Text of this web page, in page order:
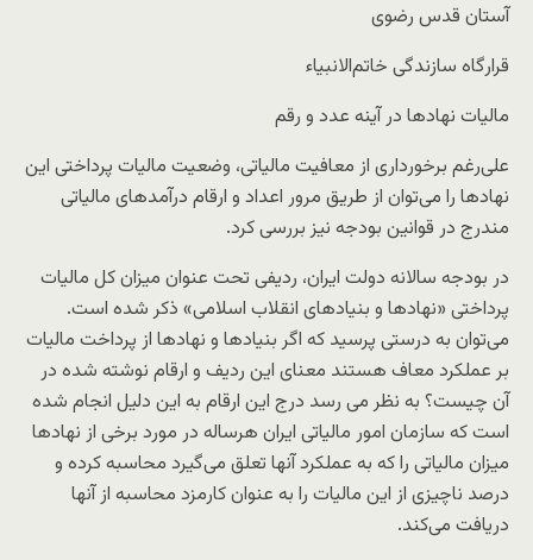
آستان قدس رضوی
قرارگاه سازندگی خاتم‌الانبیاء
مالیات نهادها در آینه عدد و رقم
علی‌رغم برخورداری از معافیت مالیاتی، وضعیت مالیات پرداختی این‌
نهادها را می‌توان از طریق مرور اعداد و ارقام درآمدهای مالیاتی
مندرج در قوانین بودجه نیز بررسی کرد.
در بودجه سالانه دولت ایران، ردیفی تحت عنوان میزان کل مالیات
پرداختی «نهادها و بنیادهای انقلاب اسلامی» ذکر شده است.
می‌توان به درستی پرسید که اگر بنیادها و نهادها از پرداخت مالیات
بر عملکرد معاف هستند معنای این ردیف و ارقام نوشته شده در
آن چیست؟ به نظر می رسد درج این ارقام به این دلیل انجام شده
است که سازمان امور مالیاتی ایران هرساله در مورد برخی از نهادها
میزان مالیاتی را که به عملکرد آنها تعلق می‌گیرد محاسبه کرده و
درصد ناچیزی از این مالیات را به عنوان کارمزد محاسبه از آنها
دریافت می‌کند.